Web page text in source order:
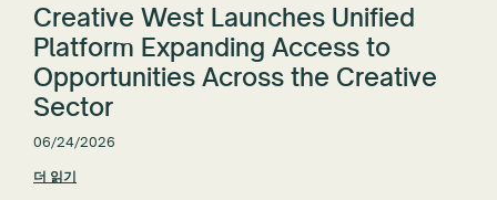
Creative West Launches Unified
Platform Expanding Access to
Opportunities Across the Creative
Sector
06/24/2026
더 읽기